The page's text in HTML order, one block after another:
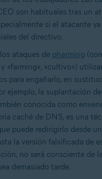
son habituales tras un
si el atacante
del directivo.
los ataques de pharming
«farming», «cultivo»)
para engañarlo, en
ejemplo, la suplantación
conocida como
caché de DNS, es una
puede redirigirlo desde
la versión falsificada de
no será consciente de la
demasiado tarde.